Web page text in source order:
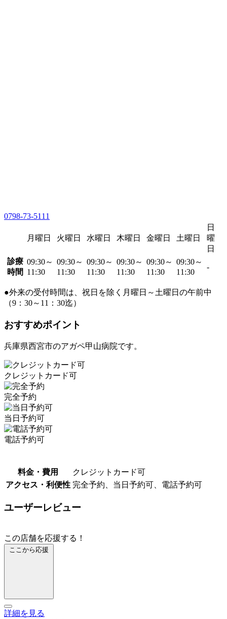
0798-73-5111
月曜日 火曜日 水曜日 木曜日 金曜日 土曜日
日
曜
日
診療
時間
09:30～
11:30
09:30～
11:30
09:30～
11:30
09:30～
11:30
09:30～
11:30
09:30～
11:30
-
●外来の受付時間は、祝日を除く月曜日～土曜日の午前中
（9：30～11：30迄）
おすすめポイント
兵庫県西宮市のアガペ甲山病院です。
クレジットカード可
完全予約
当日予約可
電話予約可
料金・費用
クレジットカード可
アクセス・利便性 完全予約、当日予約可、電話予約可
ユーザーレビュー
この店舗を応援する！
ここから応援
詳細を見る